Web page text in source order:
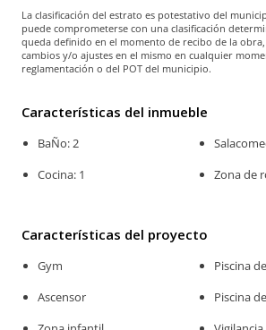
La clasificación del estrato es potestativo del
puede comprometerse con una clasificación
queda definido en el momento de recibo de la
cambios y/o ajustes en el mismo en cualquier
reglamentación o del POT del municipio.
Características del inmueble
BaÑo: 2
Cocina: 1
Zona de
Características del proyecto
Gym
Ascensor
Piscina
Piscina